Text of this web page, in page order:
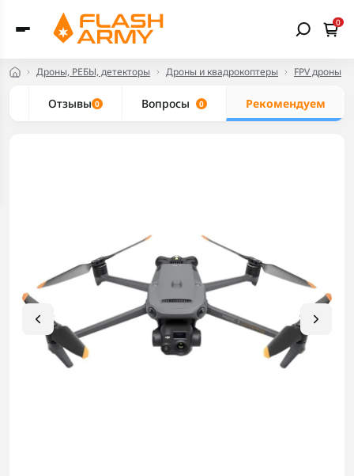
0
Дроны, РЕБЫ, детекторы Дроны и квадрокоптеры FPV дроны
Отзывы 0 Вопросы 0 Рекомендуем